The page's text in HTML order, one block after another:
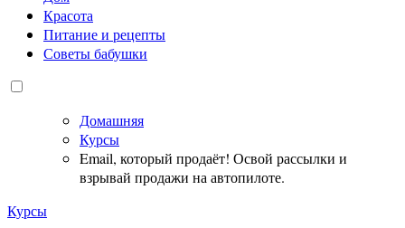
Красота
Питание и рецепты
Советы бабушки
Домашняя
Курсы
Email, который продаёт! Освой рассылки и
взрывай продажи на автопилоте.
Курсы